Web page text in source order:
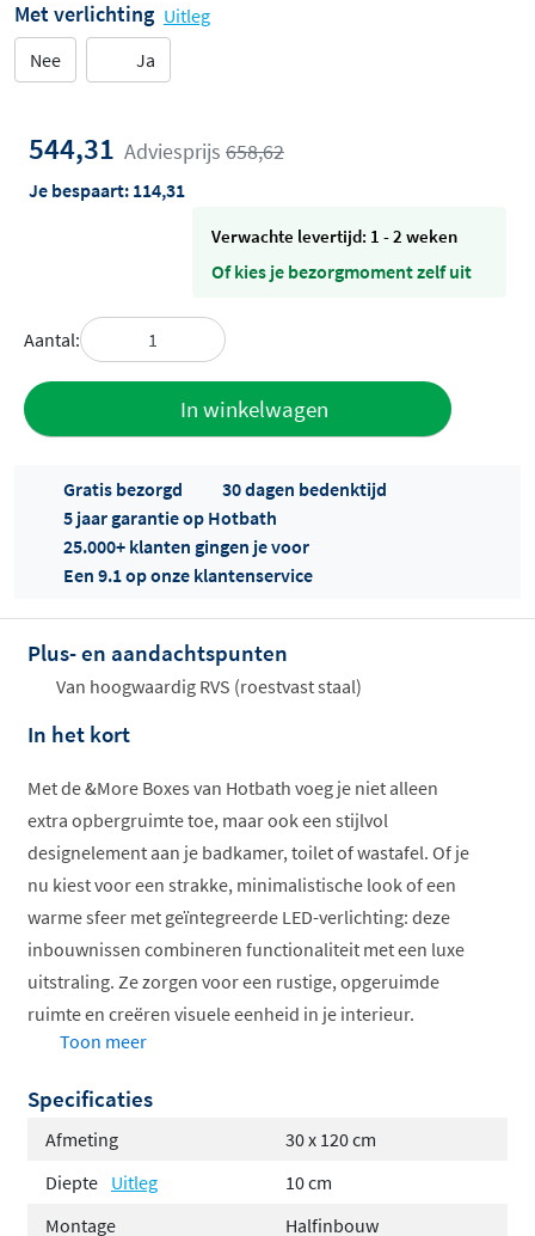
Met verlichting Uitleg
Nee
Ja
544,31 Adviesprijs 658,62
Je bespaart: 114,31
Verwachte levertijd: 1 - 2 weken
Of kies je bezorgmoment zelf uit
Aantal:
In winkelwagen
Offertes
ophalen...
Gratis bezorgd
30 dagen bedenktijd
5 jaar garantie op Hotbath
25.000+ klanten gingen je voor
Een 9.1 op onze klantenservice
Plus- en aandachtspunten
Van hoogwaardig RVS (roestvast staal)
In het kort
Met de &More Boxes van Hotbath voeg je niet alleen
extra opbergruimte toe, maar ook een stijlvol
designelement aan je badkamer, toilet of wastafel. Of je
nu kiest voor een strakke, minimalistische look of een
warme sfeer met geïntegreerde LED-verlichting: deze
inbouwnissen combineren functionaliteit met een luxe
uitstraling. Ze zorgen voor een rustige, opgeruimde
ruimte en creëren visuele eenheid in je interieur.
volledig ingebouwd
Toon meer
Specificaties
Afmeting
30 x 120 cm
Diepte Uitleg
10 cm
Montage
Halfinbouw